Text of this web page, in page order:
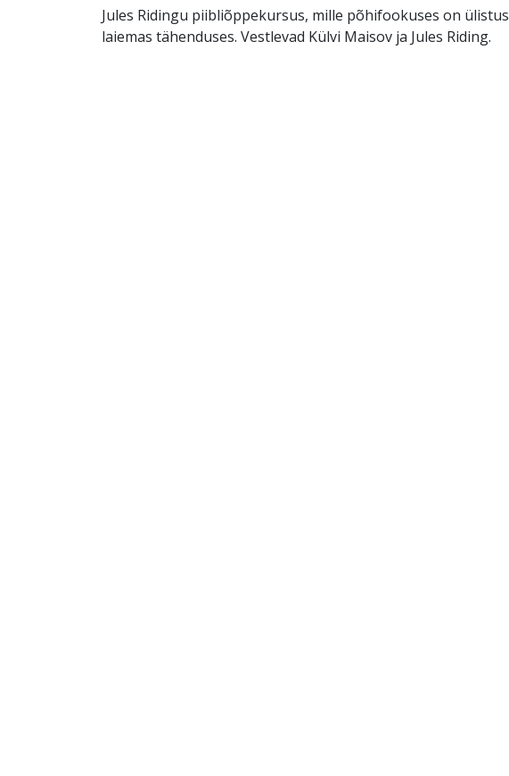
Jules Ridingu piibliõppekursus, mille põhifookuses on ülistus
laiemas tähenduses. Vestlevad Külvi Maisov ja Jules Riding.